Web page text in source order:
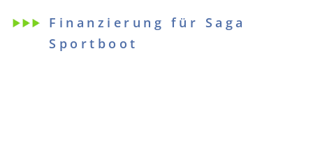
Finanzierung für Saga
Sportboot